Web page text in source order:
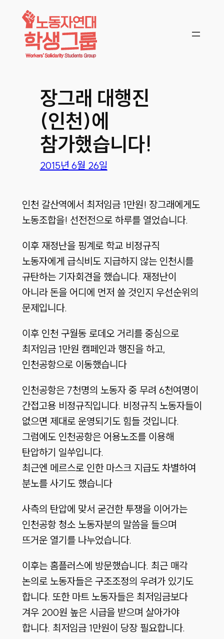
콘텐츠로
바로가기
장그래 대행진
(인천)에
참가했습니다!
2015년 6월 26일
인천 갈산역에서 최저임금 1만원! 장그래에게도
노동조합을! 선전전으로 하루를 열었습니다.
이후 재정난을 핑계로 학교 비정규직
노동자에게 급식비도 지급하지 않는 인천시를
규탄하는 기자회견을 했습니다. 재정난이
아니라 돈을 어디에 먼저 쓸 것인지 우선순위의
문제입니다.
이후 인천 구월동 로데오 거리를 중심으로
최저임금 1만원 캠페인과 행진을 하고,
인천공항으로 이동했습니다
인천공항은 7천명의 노동자 중 무려 6천여명이
간접고용 비정규직입니다. 비정규직 노동자들이
없으면 제대로 운영되기도 힘들 것입니다.
그럼에도 인천공항은 어용노조를 이용해
탄압하기 일쑤입니다.
최근엔 메르스로 인한 마스크 지급도 차별하여
분노를 사기도 했습니다
사측의 탄압에 맞서 굳건한 투쟁을 이어가는
인천공항 청소 노동자분의 말씀을 들으며
뜨거운 열기를 나누었습니다.
이후는 홈플러스에 방문했습니다. 최근 매각
논의로 노동자들은 구조조정의 우려가 있기도
합니다. 또한 마트 노동자들은 최저임금보다
겨우 200원 높은 시급을 받으며 살아가야
합니다. 최저임금 1만원이 당장 필요합니다.